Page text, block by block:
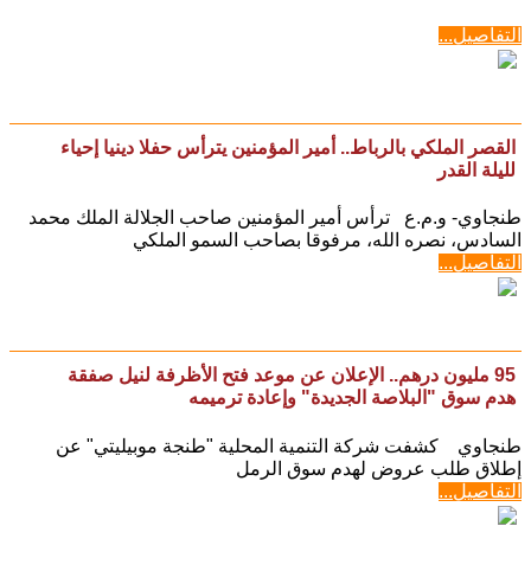
التفاصيل...
القصر الملكي بالرباط.. أمير المؤمنين يترأس حفلا دينيا إحياء
لليلة القدر
طنجاوي- و.م.ع ترأس أمير المؤمنين صاحب الجلالة الملك محمد
السادس، نصره الله، مرفوقا بصاحب السمو الملكي
التفاصيل...
95 مليون درهم.. الإعلان عن موعد فتح الأظرفة لنيل صفقة
هدم سوق "البلاصة الجديدة" وإعادة ترميمه
طنجاوي كشفت شركة التنمية المحلية "طنجة موبيليتي" عن
إطلاق طلب عروض لهدم سوق الرمل
التفاصيل...